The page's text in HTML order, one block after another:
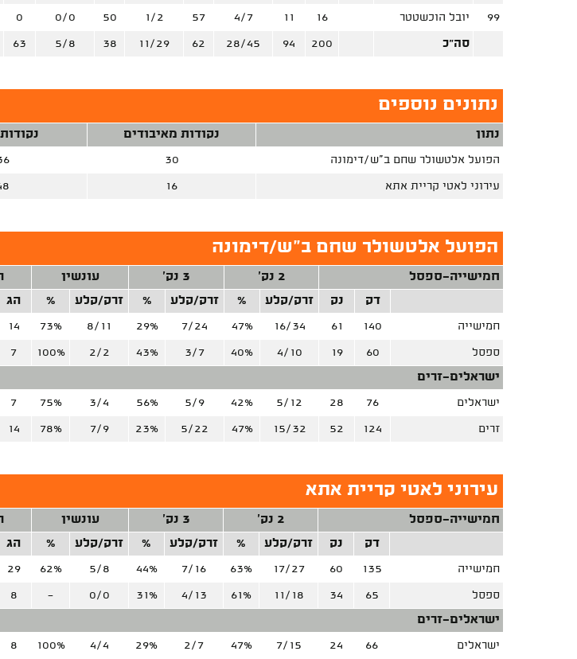
99 יובל הוכשטטר 16
11
4/7
57
1/2
50
0/0
0
סה"כ 200
94
28/45
62
11/29
38
5/8
63
נתונים נוספים
נתון נקודות מאיבודים
הפועל אלטשולר שחם ב"ש/דימונה 30
עירוני לאטי קריית אתא 16
הפועל אלטשולר שחם ב"ש/דימונה
חמישייה-ספסל 2 נק' 3 נק' עונשין
דק
נק זרק/קלע % זרק/קלע % זרק/קלע % הג
חמישייה 140
61
16/34
47%
7/24
29%
8/11
73%
14
ספסל 60
19
4/10
40%
3/7
43%
2/2
100%
7
ישראלים-זרים
ישראלים 76
28
5/12
42%
5/9
56%
3/4
75%
7
זרים 124
52
15/32
47%
5/22
23%
7/9
78%
14
עירוני לאטי קריית אתא
חמישייה-ספסל 2 נק' 3 נק' עונשין
דק
נק זרק/קלע % זרק/קלע % זרק/קלע % הג
חמישייה 135
60
17/27
63%
7/16
44%
5/8
62%
29
ספסל 65
34
11/18
61%
4/13
31%
0/0
-
8
ישראלים-זרים
ישראלים 66
24
7/15
47%
2/7
29%
4/4
100%
8